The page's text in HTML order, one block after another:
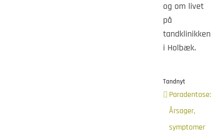
og om livet
på
tandklinikken
i Holbæk.
Tandnyt
Paradentose:
Årsager,
symptomer